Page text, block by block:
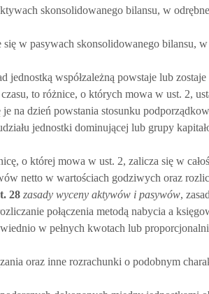
skonsolidowanego bilansu, w
w pasywach skonsolidowanego bilansu,
jednostką współzależną powstaje lub
to różnice, o których mowa w ust. 2,
na dzień powstania stosunku
jednostki dominującej lub grupy
o której mowa w ust. 2, zalicza się w
netto w wartościach godziwych oraz
28 zasady wyceny aktywów i pasywów,
połączenia metodą nabycia a
w pełnych kwotach lub
oraz inne rozrachunki o podobnym